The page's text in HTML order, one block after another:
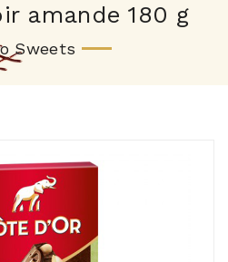
amande 180 g
Sweets